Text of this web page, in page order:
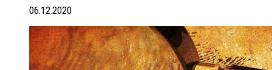
06.12.2020